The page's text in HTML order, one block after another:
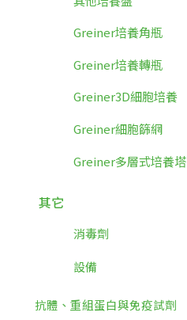
Greiner培養角瓶
Greiner培養轉瓶
Greiner3D細胞培養
Greiner細胞篩網
Greiner多層式培養塔
其它
消毒劑
設備
抗體、重組蛋白與免疫試劑